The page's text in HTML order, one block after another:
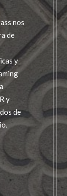
nos
de
y
y
de